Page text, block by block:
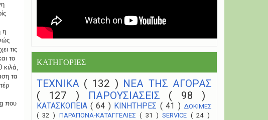
η
τις
το
κιλά,
τα
που
ΚΑΤΗΓΟΡΙΕΣ
ΤΕΧΝΙΚΑ ( 132 ) NEA THΣ ΑΓΟΡΑΣ
( 127 )
ΠΑΡΟΥΣΙΑΣΕΙΣ ( 98 )
ΚΑΤΑΣΚΟΠΕΙΑ( 64 ) ΚΙΝΗΤΗΡΕΣ ( 41 ) ΔΟΚΙΜΕΣ
( 32 ) ΠΑΡΑΠΟΝΑ-ΚΑΤΑΓΓΕΛΙΕΣ( 31 )SERVICE ( 24 )